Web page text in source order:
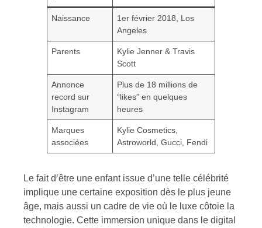
Naissance
1er février 2018, Los
Angeles
Parents
Kylie Jenner & Travis
Scott
Annonce
record sur
Instagram
Plus de 18 millions de
“likes” en quelques
heures
Marques
associées
Kylie Cosmetics,
Astroworld, Gucci, Fendi
Le fait d’être une enfant issue d’une telle célébrité
implique une certaine exposition dès le plus jeune
âge, mais aussi un cadre de vie où le luxe côtoie la
technologie. Cette immersion unique dans le digital